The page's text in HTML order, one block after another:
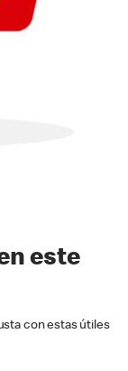
este
con estas útiles